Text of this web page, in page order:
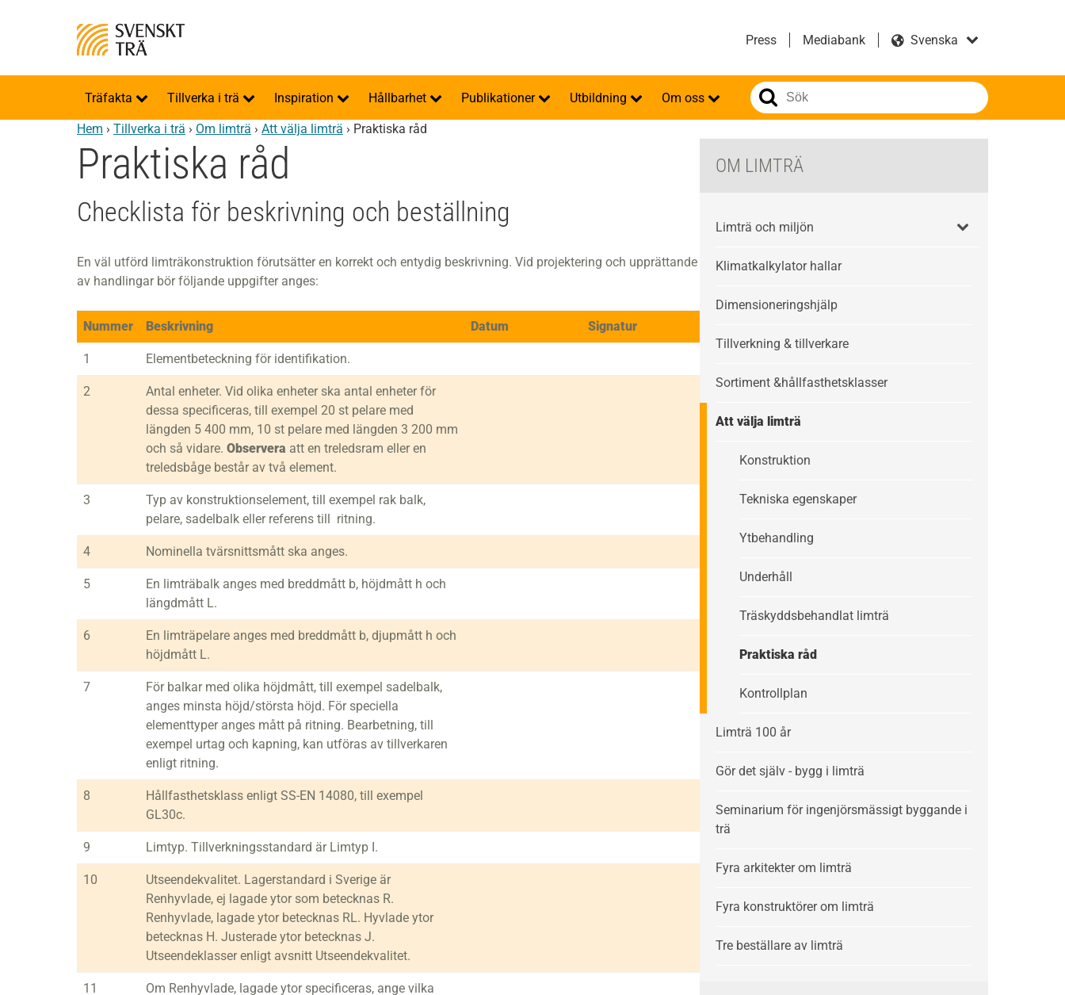
Press Mediabank
Träfakta Tillverka i trä Inspiration Hållbarhet Publikationer Utbildning Om oss
Hem › Tillverka i trä › Om limträ › Att välja limträ › Praktiska råd
Praktiska råd
Checklista för beskrivning och beställning
En väl utförd limträkonstruktion förutsätter en korrekt och entydig beskrivning. Vid projektering och upprättande
av handlingar bör följande uppgifter anges:
Nummer Beskrivning Datum Signatur
1 Elementbeteckning för identifikation.
2
Antal enheter. Vid olika enheter ska antal enheter för
dessa specificeras, till exempel 20 st pelare med
längden 5 400 mm, 10 st pelare med längden 3 200 mm
och så vidare. Observera att en treledsram eller en
treledsbåge består av två element.
3
Typ av konstruktionselement, till exempel rak balk,
pelare, sadelbalk eller referens till ritning.
4 Nominella tvärsnittsmått ska anges.
5
En limträbalk anges med breddmått b, höjdmått h och
längdmått L.
6
En limträpelare anges med breddmått b, djupmått h och
höjdmått L.
7
För balkar med olika höjdmått, till exempel sadelbalk,
anges minsta höjd/största höjd. För speciella
elementtyper anges mått på ritning. Bearbetning, till
exempel urtag och kapning, kan utföras av tillverkaren
enligt ritning.
8
Hållfasthetsklass enligt SS-EN 14080, till exempel
GL30c.
9 Limtyp. Tillverkningsstandard är Limtyp I.
10
Utseendekvalitet. Lagerstandard i Sverige är
Renhyvlade, ej lagade ytor som betecknas R.
Renhyvlade, lagade ytor betecknas RL. Hyvlade ytor
betecknas H. Justerade ytor betecknas J.
Utseendeklasser enligt avsnitt Utseendekvalitet.
11
Om Renhyvlade, lagade ytor specificeras, ange vilka
OM LIMTRÄ
Limträ och miljön
Klimatkalkylator hallar
Dimensioneringshjälp
Tillverkning & tillverkare
Sortiment &hållfasthetsklasser
Att välja limträ
Konstruktion
Tekniska egenskaper
Ytbehandling
Underhåll
Träskyddsbehandlat limträ
Praktiska råd
Kontrollplan
Limträ 100 år
Gör det själv - bygg i limträ
Seminarium för ingenjörsmässigt byggande i
trä
Fyra arkitekter om limträ
Fyra konstruktörer om limträ
Tre beställare av limträ